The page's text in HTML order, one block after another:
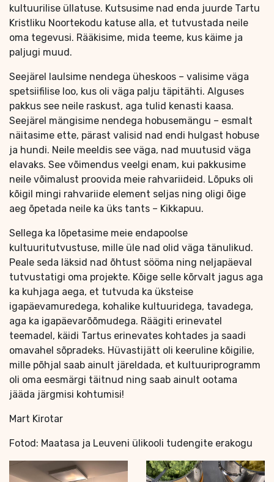
kultuurilise üllatuse. Kutsusime nad enda juurde Tartu
Kristliku Noortekodu katuse alla, et tutvustada neile
oma tegevusi. Rääkisime, mida teeme, kus käime ja
paljugi muud.
Seejärel laulsime nendega üheskoos – valisime väga
spetsiifilise loo, kus oli väga palju täpitähti. Alguses
pakkus see neile raskust, aga tulid kenasti kaasa.
Seejärel mängisime nendega hobusemängu – esmalt
näitasime ette, pärast valisid nad endi hulgast hobuse
ja hundi. Neile meeldis see väga, nad muutusid väga
elavaks. See võimendus veelgi enam, kui pakkusime
neile võimalust proovida meie rahvariideid. Lõpuks oli
kõigil mingi rahvariide element seljas ning oligi õige
aeg õpetada neile ka üks tants – Kikkapuu.
Sellega ka lõpetasime meie endapoolse
kultuuritutvustuse, mille üle nad olid väga tänulikud.
Peale seda läksid nad õhtust sööma ning neljapäeval
tutvustatigi oma projekte. Kõige selle kõrvalt jagus aga
ka kuhjaga aega, et tutvuda ka üksteise
igapäevamuredega, kohalike kultuuridega, tavadega,
aga ka igapäevarõõmudega. Räägiti erinevatel
teemadel, käidi Tartus erinevates kohtades ja saadi
omavahel sõpradeks. Hüvastijätt oli keeruline kõigilie,
mille põhjal saab ainult järeldada, et kultuuriprogramm
oli oma eesmärgi täitnud ning saab ainult ootama
jääda järgmisi kohtumisi!
Mart Kirotar
Fotod: Maatasa ja Leuveni ülikooli tudengite erakogu